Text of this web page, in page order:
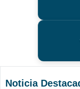
Noticia